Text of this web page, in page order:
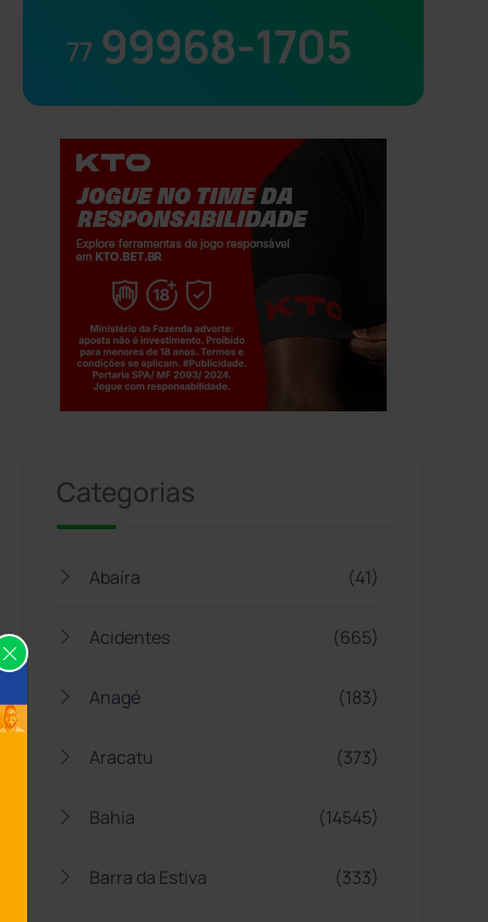
77 99968-1705
Categorias
Abaíra (41)
Acidentes (665)
Anagé (183)
Aracatu (373)
Bahia (14545)
Barra da Estiva (333)